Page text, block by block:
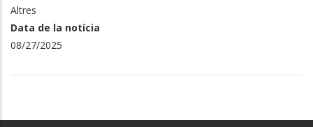
Altres
Data de la notícia
08/27/2025